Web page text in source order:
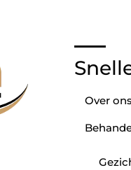
Over ons